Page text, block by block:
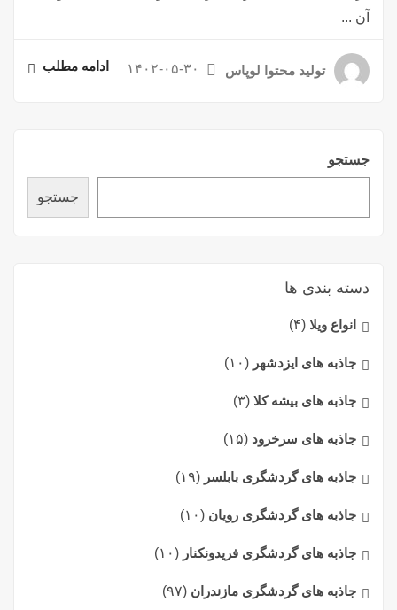
جستجو
جستجو
دسته بندی ها
انواع ویلا (۴)
جاذبه های ایزدشهر (۱۰)
جاذبه های بیشه کلا (۳)
جاذبه های سرخرود (۱۵)
جاذبه های گردشگری بابلسر (۱۹)
جاذبه های گردشگری رویان (۱۰)
جاذبه های گردشگری فریدونکنار (۱۰)
جاذبه های گردشگری مازندران (۹۷)
آن ...
تولید محتوا لوپاس ۱۴۰۲-۰۵-۳۰ ادامه مطلب